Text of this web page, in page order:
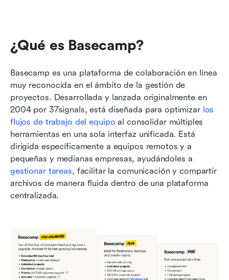
¿Qué es Basecamp?
Basecamp es una plataforma de colaboración en línea
muy reconocida en el ámbito de la gestión de
proyectos. Desarrollada y lanzada originalmente en
2004 por 37signals, está diseñada para optimizar los
flujos de trabajo del equipo al consolidar múltiples
herramientas en una sola interfaz unificada. Está
dirigida específicamente a equipos remotos y a
gestionar tareas, facilitar la comunicación y compartir
archivos de manera fluida dentro de una plataforma
centralizada.